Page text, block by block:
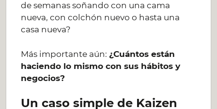
de semanas soñando con una cama
nueva, con colchón nuevo o hasta una
casa nueva?
Más importante aún: ¿Cuántos están
haciendo lo mismo con sus hábitos y
negocios?
Un caso simple de Kaizen